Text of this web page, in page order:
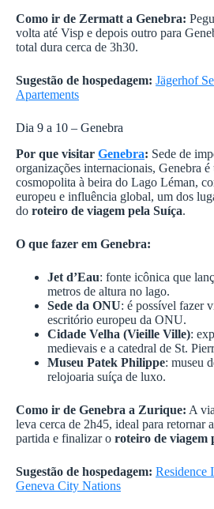
Como ir de Zermatt a Genebra:
volta até Visp e depois outro para
total dura cerca de 3h30.
Sugestão de hospedagem: Jägerhof
Apartements
Dia 9 a 10 – Genebra
Por que visitar Genebra: Sede de
organizações internacionais, Genebra é
cosmopolita à beira do Lago Léman,
europeu e influência global, um dos
do roteiro de viagem pela Suíça.
O que fazer em Genebra:
Jet d’Eau: fonte icônica que
metros de altura no lago.
Sede da ONU: é possível fazer
escritório europeu da ONU.
Cidade Velha (Vieille Ville):
medievais e a catedral de St.
Museu Patek Philippe: museu
relojoaria suíça de luxo.
Como ir de Genebra a Zurique: A
leva cerca de 2h45, ideal para retornar
partida e finalizar o roteiro de viagem
Sugestão de hospedagem: Residence
Geneva City Nations